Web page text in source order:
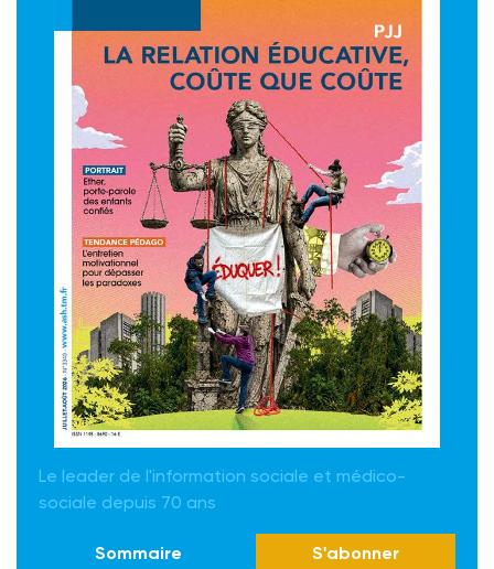
Le leader de l'information sociale et médico-
sociale depuis 70 ans
Sommaire S'abonner